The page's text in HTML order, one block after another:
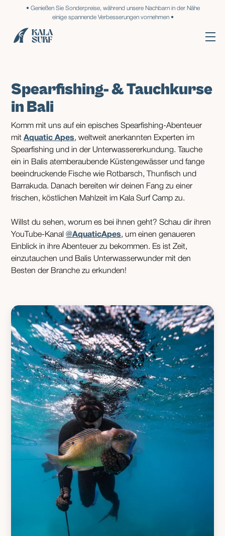
• Genießen Sie Sonderpreise, während unsere Nachbarn in der Nähe
einige spannende Verbesserungen vornehmen •
Spearfishing- & Tauchkurse
in Bali
Komm mit uns auf ein episches Spearfishing-Abenteuer
mitAquatic Apes, weltweit anerkannten Experten im
Spearfishing und in der Unterwassererkundung. Tauche
ein in Balis atemberaubende Küstengewässer und fange
beeindruckende Fische wie Rotbarsch, Thunfisch und
Barrakuda. Danach bereiten wir deinen Fang zu einer
frischen, köstlichen Mahlzeit im Kala Surf Camp zu.
Willst du sehen, worum es bei ihnen geht? Schau dir ihren
YouTube-Kanal@AquaticApes, um einen genaueren
Einblick in ihre Abenteuer zu bekommen. Es ist Zeit,
einzutauchen und Balis Unterwasserwunder mit den
Besten der Branche zu erkunden!